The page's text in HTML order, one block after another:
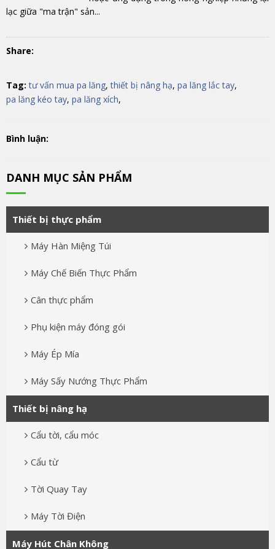
lạc giữa "ma trận" sản...
Share:
Tag: tư vấn mua pa lăng, thiết bị nâng hạ, pa lăng lắc tay,
pa lăng kéo tay, pa lăng xích,
Bình luận:
DANH MỤC SẢN PHẨM
Thiết bị thực phẩm
Máy Hàn Miệng Túi
Máy Chế Biến Thực Phẩm
Cân thực phẩm
Phụ kiện máy đóng gói
Máy Ép Mía
Máy Sấy Nướng Thực Phẩm
Thiết bị nâng hạ
Cẩu tời, cẩu móc
Cẩu từ
Tời Quay Tay
Máy Tời Điện
Máy Hút Chân Không